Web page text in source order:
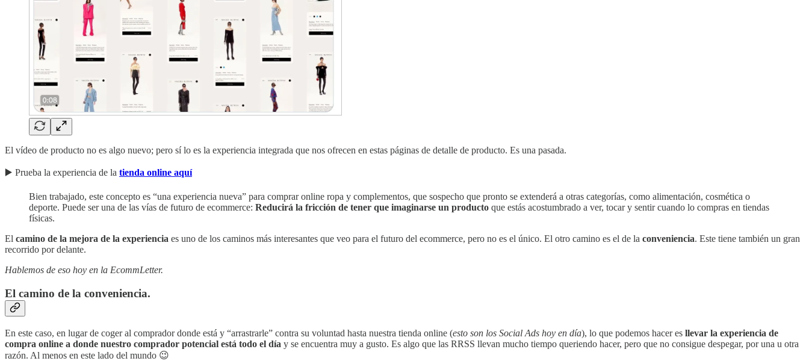
El vídeo de producto no es algo nuevo; pero sí lo es la experiencia integrada que nos ofrecen en estas páginas de detalle de producto. Es una pasada.
▶️ Prueba la experiencia de la tienda online aquí
Bien trabajado, este concepto es “una experiencia nueva” para comprar online ropa y complementos, que sospecho que pronto se extenderá a otras categorías, como alimentación, cosmética o
deporte. Puede ser una de las vías de futuro de ecommerce: Reducirá la fricción de tener que imaginarse un producto que estás acostumbrado a ver, tocar y sentir cuando lo compras en tiendas
físicas.
El camino de la mejora de la experiencia es uno de los caminos más interesantes que veo para el futuro del ecommerce, pero no es el único. El otro camino es el de la conveniencia. Este tiene también un gran
recorrido por delante.
Hablemos de eso hoy en la EcommLetter.
El camino de la conveniencia.
En este caso, en lugar de coger al comprador donde está y “arrastrarle” contra su voluntad hasta nuestra tienda online (esto son los Social Ads hoy en día), lo que podemos hacer es llevar la experiencia de
compra online a donde nuestro comprador potencial está todo el día y se encuentra muy a gusto. Es algo que las RRSS llevan mucho tiempo queriendo hacer, pero que no consigue despegar, por una u otra
razón. Al menos en este lado del mundo 😉